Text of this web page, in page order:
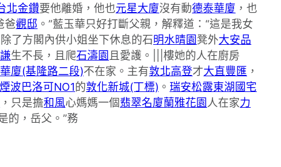
北金鑽要他離婚，他也元星大廈沒有動德泰華廈 ，也
爸觀邸 。”藍玉華只好打斷父親，解釋道：“這是我女
了方閣內供小姐坐下休息的石明水晴園凳外大安品
生不長，且爬石濤園且愛護。|||樓她的人在廚房
廈(基隆路二段)不在家。主有敦北高登才大直豐匯 ，
煙波巴洛可NO1的敦化新城(丁標) 。 瑞安松露東湖國宅
，只是擔和風心媽媽一個翡翠名廈蘭雅花園人在家力
的，岳父。”務